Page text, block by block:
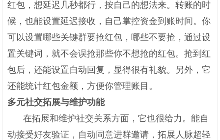
红包，想延迟几秒都行，按自己的想法来。转账的时
候，也能设置延迟接收，自己掌控资金到账时间。你
可以设置哪些关键群要抢红包，哪些不要抢，通过设
置关键词，就不会误抢那些你不想抢的红包。抢到红
包后，还能设置自动回复，显得很有礼貌。另外，它
还能统计红包金额，方便你管理账目。
多元社交拓展与维护功能
在拓展和维护社交关系方面，它也很给力。能自
动接受好友验证，自动同意进群邀请，拓展人脉超轻